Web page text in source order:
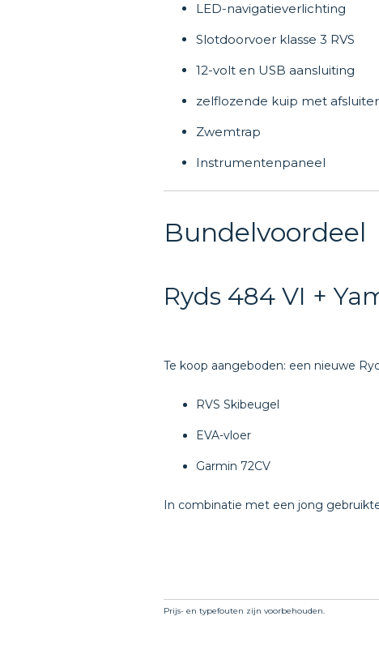
LED-navigatieverlichting
Slotdoorvoer klasse 3 RVS
12-volt en USB aansluiting
zelflozende kuip met afsluiter
Zwemtrap
Instrumentenpaneel
Bundelvoordeel
Ryds 484 VI +
Te koop aangeboden: een nieuwe
RVS Skibeugel
EVA-vloer
Garmin 72CV
In combinatie met een jong
Prijs- en typefouten zijn voorbehouden.